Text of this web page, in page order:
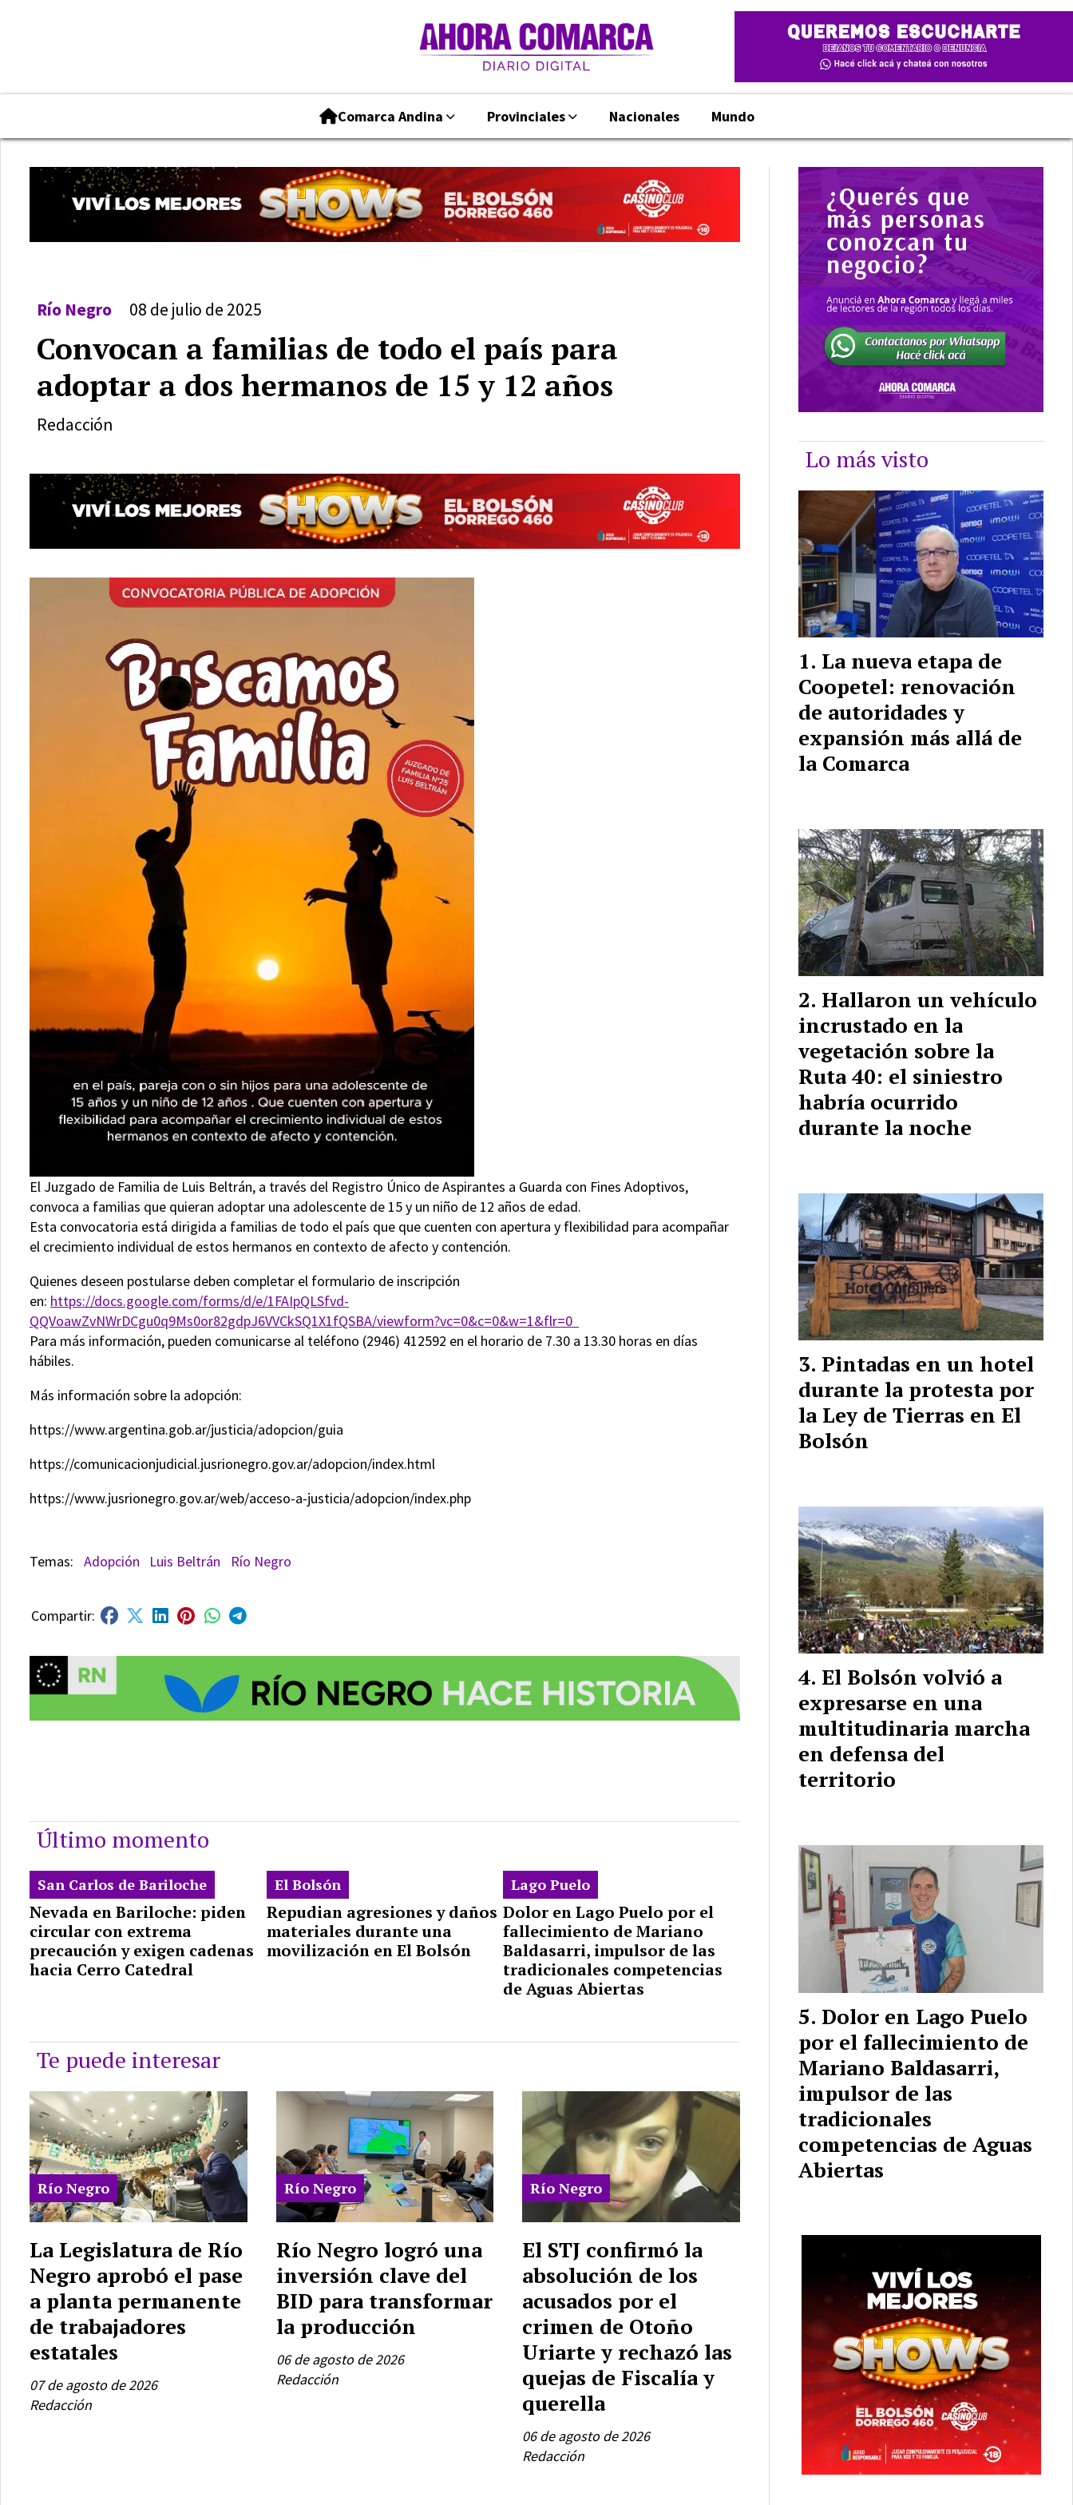
Comarca Andina Provinciales Nacionales Mundo
Convocan a familias de todo el país para
adoptar a dos hermanos de 15 y 12 años
Río Negro 08 de julio de 2025
Redacción
El Juzgado de Familia de Luis Beltrán, a través del Registro Único de Aspirantes a Guarda con Fines Adoptivos,
convoca a familias que quieran adoptar una adolescente de 15 y un niño de 12 años de edad.
Esta convocatoria está dirigida a familias de todo el país que que cuenten con apertura y flexibilidad para acompañar
el crecimiento individual de estos hermanos en contexto de afecto y contención.
Quienes deseen postularse deben completar el formulario de inscripción
en: https://docs.google.com/forms/d/e/1FAIpQLSfvd-
QQVoawZvNWrDCgu0q9Ms0or82gdpJ6VVCkSQ1X1fQSBA/viewform?vc=0&c=0&w=1&flr=0
Para más información, pueden comunicarse al teléfono (2946) 412592 en el horario de 7.30 a 13.30 horas en días
hábiles.
Más información sobre la adopción:
https://www.argentina.gob.ar/justicia/adopcion/guia
https://comunicacionjudicial.jusrionegro.gov.ar/adopcion/index.html
https://www.jusrionegro.gov.ar/web/acceso-a-justicia/adopcion/index.php
Adopción Luis Beltrán Río Negro
Último momento
Nevada en Bariloche: piden
circular con extrema
precaución y exigen cadenas
hacia Cerro Catedral
San Carlos de Bariloche
Repudian agresiones y daños
materiales durante una
movilización en El Bolsón
El Bolsón
Dolor en Lago Puelo por el
fallecimiento de Mariano
Baldasarri, impulsor de las
tradicionales competencias
de Aguas Abiertas
Lago Puelo
Te puede interesar
La Legislatura de Río
Negro aprobó el pase
a planta permanente
de trabajadores
estatales
Redacción
Río Negro
07 de agosto de 2026
Río Negro logró una
inversión clave del
BID para transformar
la producción
Redacción
Río Negro
06 de agosto de 2026
El STJ confirmó la
absolución de los
acusados por el
crimen de Otoño
Uriarte y rechazó las
quejas de Fiscalía y
querella
Redacción
Río Negro
06 de agosto de 2026
Lo más visto
La nueva etapa de
Coopetel: renovación
de autoridades y
expansión más allá de
la Comarca
Hallaron un vehículo
incrustado en la
vegetación sobre la
Ruta 40: el siniestro
habría ocurrido
durante la noche
Pintadas en un hotel
durante la protesta por
la Ley de Tierras en El
Bolsón
El Bolsón volvió a
expresarse en una
multitudinaria marcha
en defensa del
territorio
Dolor en Lago Puelo
por el fallecimiento de
Mariano Baldasarri,
impulsor de las
tradicionales
competencias de Aguas
Abiertas